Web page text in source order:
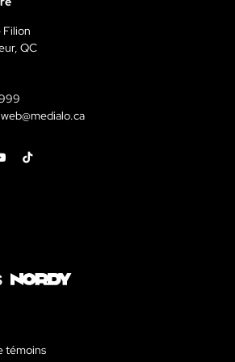
Filion
QC
Tiktok
témoins